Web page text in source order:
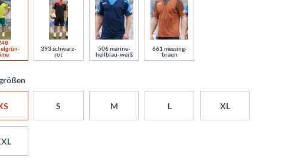
393 schwarz-
rot
506 marine-
hellblau-weiß
661 messing-
braun
S M L XL